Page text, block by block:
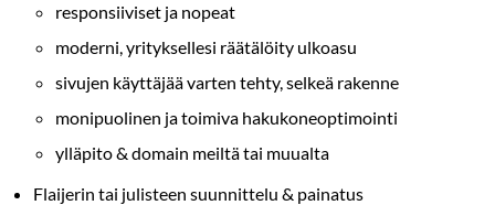
responsiiviset ja nopeat
moderni, yrityksellesi räätälöity ulkoasu
sivujen käyttäjää varten tehty, selkeä rakenne
monipuolinen ja toimiva hakukoneoptimointi
ylläpito & domain meiltä tai muualta
Flaijerin tai julisteen suunnittelu & painatus